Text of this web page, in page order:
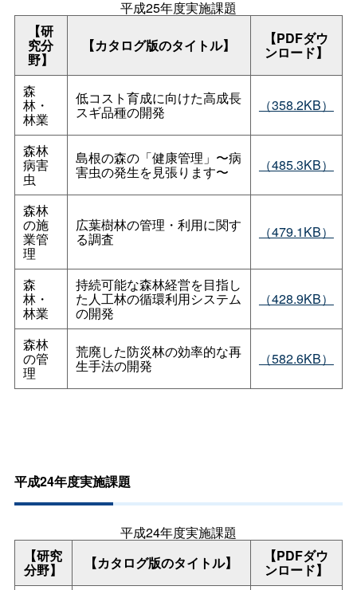
平成25年度実施課題
【研
究分
野】
【カタログ版のタイトル】 【PDFダウ
ンロード】
森
林・
林業
低コスト育成に向けた高成長
スギ品種の開発 （358.2KB）
森林
病害
虫
島根の森の「健康管理」〜病
害虫の発生を見張ります〜 （485.3KB）
森林
の施
業管
理
広葉樹林の管理・利用に関す
る調査 （479.1KB）
森
林・
林業
持続可能な森林経営を目指し
た人工林の循環利用システム
の開発
（428.9KB）
森林
の管
理
荒廃した防災林の効率的な再
生手法の開発 （582.6KB）
平成24年度実施課題
平成24年度実施課題
【研究
分野】 【カタログ版のタイトル】 【PDFダウ
ンロード】